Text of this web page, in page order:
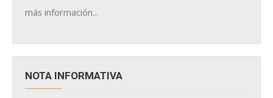
más información...
NOTA INFORMATIVA